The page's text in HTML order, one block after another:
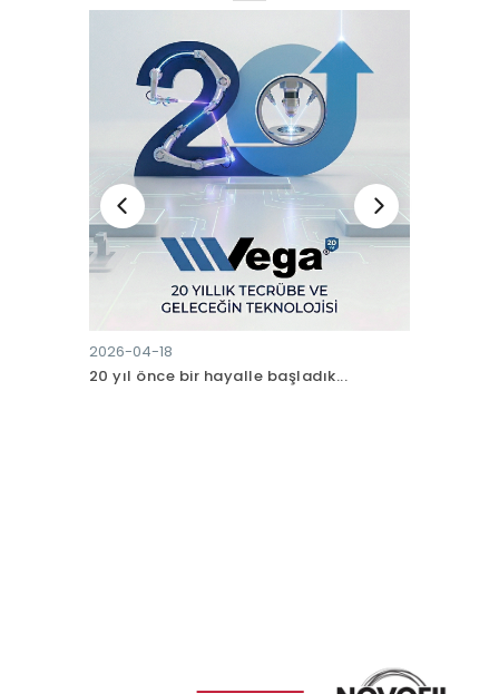
2026-04-18
20 yıl önce bir hayalle başladık...